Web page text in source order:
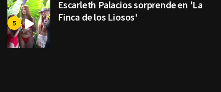
Escarleth Palacios sorprende en 'La
Finca de los Liosos'